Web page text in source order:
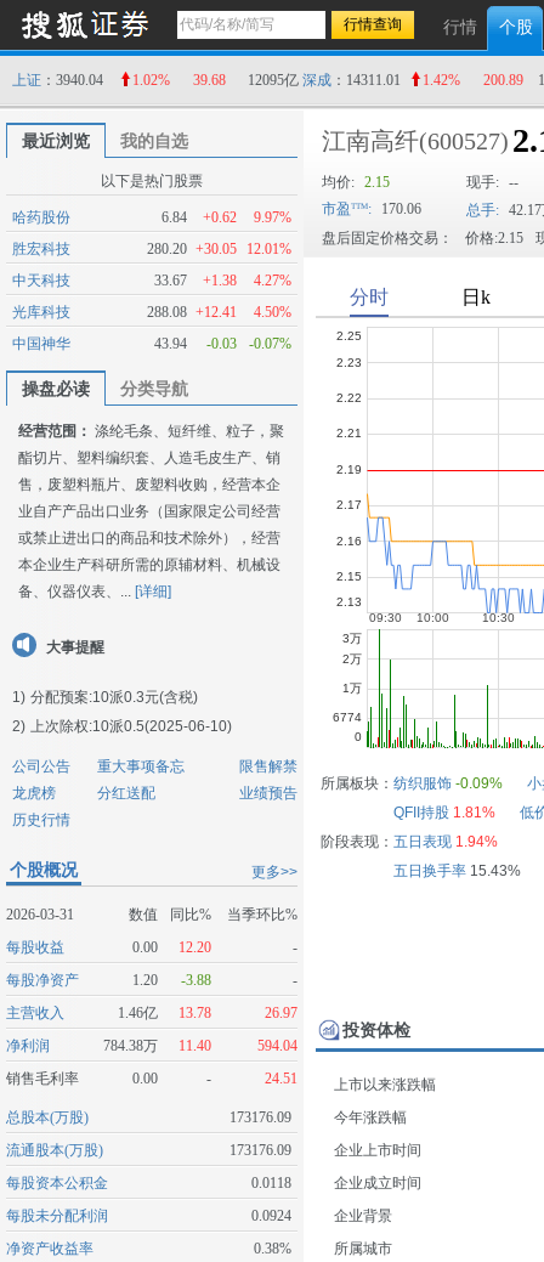
行情 个股
上证 ：3940.04 1.02% 39.68 12095亿 深成 ：14311.01 1.42% 200.89
最近浏览 我的自选
以下是热门股票
哈药股份 6.84 +0.62
9.97%
胜宏科技
280.20 +30.05
12.01%
中天科技
33.67 +1.38
4.27%
光库科技
288.08 +12.41
4.50%
中国神华
43.94 -0.03 -0.07%
操盘必读 分类导航
经营范围： 涤纶毛条、短纤维、粒子，聚
酯切片、塑料编织套、人造毛皮生产、销
售，废塑料瓶片、废塑料收购，经营本企
业自产产品出口业务（国家限定公司经营
或禁止进出口的商品和技术除外），经营
本企业生产科研所需的原辅材料、机械设
备、仪器仪表、... [详细]
大事提醒
1) 分配预案:10派0.3元(含税)
2) 上次除权:10派0.5(2025-06-10)
公司公告 重大事项备忘
限售解禁
龙虎榜
分红送配
业绩预告
历史行情
更多>>
个股概况
2026-03-31 数值 同比%
当季环比%
每股收益
0.00 12.20
-
每股净资产
1.20 -3.88
-
主营收入
1.46亿 13.78
26.97
净利润
784.38万 11.40
594.04
销售毛利率
0.00 - 24.51
总股本(万股)
173176.09
流通股本(万股)
173176.09
每股资本公积金
0.0118
每股未分配利润
0.0924
净资产收益率
0.38%
江南高纤(600527)
均价: 2.15 现手: --
市盈
: 170.06 总手:
盘后固定价格交易：
价格:2.15
所属板块： 纺织服饰 -0.09%
小
QFII持股 1.81%
低
阶段表现： 五日表现 1.94%
五日换手率15.43%
投资体检
上市以来涨跌幅
今年涨跌幅
企业上市时间
企业成立时间
企业背景
所属城市